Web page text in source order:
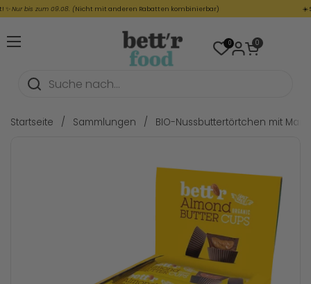
Zum Inhalt springen
bis zum 09.08. (Nicht mit anderen Rabatten kombinierbar)
Menü öffnen 0
Warenkorb öffnen
0
Startseite / Sammlungen / BIO-Nussbuttertörtchen mit